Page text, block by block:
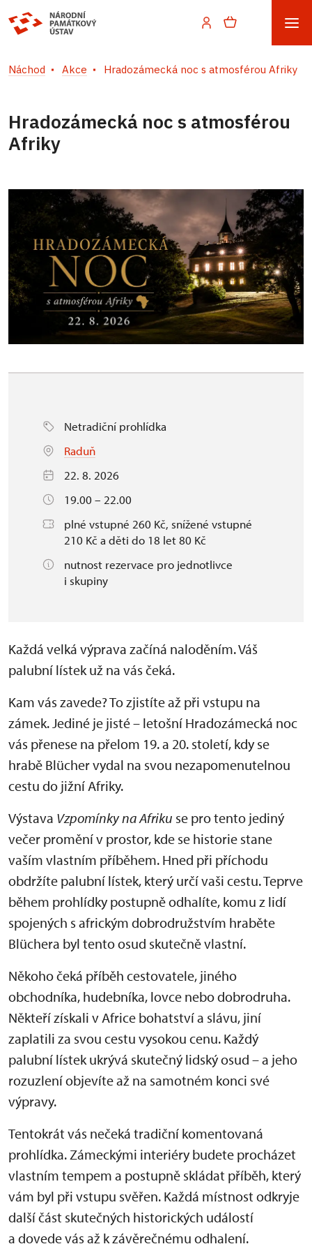
Náchod Akce Hradozámecká noc s atmosférou Afriky
Hradozámecká noc s atmosférou
Afriky
Netradiční prohlídka
Raduň
22. 8. 2026
19.00 – 22.00
plné vstupné 260 Kč, snížené vstupné
210 Kč a děti do 18 let 80 Kč
nutnost rezervace pro jednotlivce
i skupiny
Každá velká výprava začíná naloděním. Váš
palubní lístek už na vás čeká.
Kam vás zavede? To zjistíte až při vstupu na
zámek. Jediné je jisté – letošní Hradozámecká noc
vás přenese na přelom 19. a 20. století, kdy se
hrabě Blücher vydal na svou nezapomenutelnou
cestu do jižní Afriky.
Výstava Vzpomínky na Afriku se pro tento jediný
večer promění v prostor, kde se historie stane
vaším vlastním příběhem. Hned při příchodu
obdržíte palubní lístek, který určí vaši cestu. Teprve
během prohlídky postupně odhalíte, komu z lidí
spojených s africkým dobrodružstvím hraběte
Blüchera byl tento osud skutečně vlastní.
Někoho čeká příběh cestovatele, jiného
obchodníka, hudebníka, lovce nebo dobrodruha.
Někteří získali v Africe bohatství a slávu, jiní
zaplatili za svou cestu vysokou cenu. Každý
palubní lístek ukrývá skutečný lidský osud – a jeho
rozuzlení objevíte až na samotném konci své
výpravy.
Tentokrát vás nečeká tradiční komentovaná
prohlídka. Zámeckými interiéry budete procházet
vlastním tempem a postupně skládat příběh, který
vám byl při vstupu svěřen. Každá místnost odkryje
další část skutečných historických událostí
a dovede vás až k závěrečnému odhalení.